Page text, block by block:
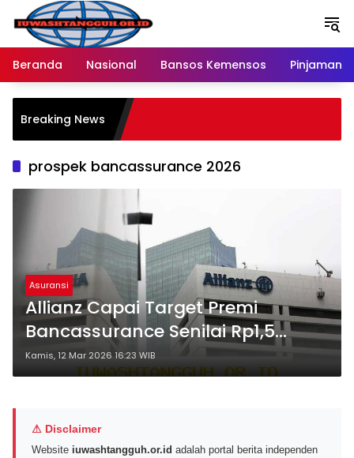
Langsung
konten
Beranda
Nasional Bansos Kemensos Pinjaman
Breaking News
prospek bancassurance 2026
Asuransi
Allianz Capai Target Premi
Bancassurance Senilai Rp1,5
Triliun di Tahun 2025
Kamis, 12 Mar 2026 16:23 WIB
⚠ Disclaimer
Website iuwashtangguh.or.id adalah portal berita independen